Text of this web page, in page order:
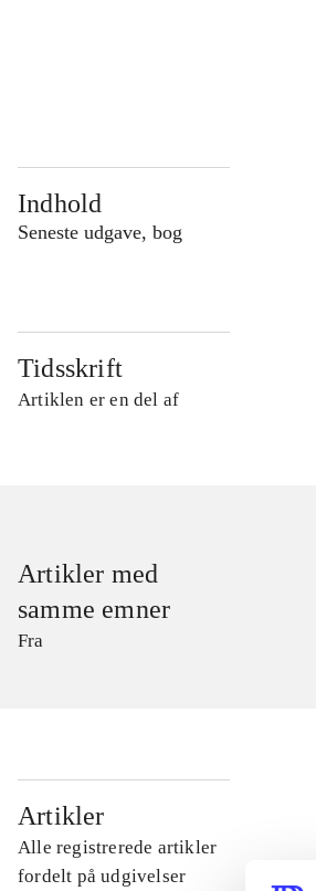
Indhold
Seneste udgave, bog
Tidsskrift
Artiklen er en del af
Artikler med
samme emner
Fra
Artikler
Alle registrerede artikler
fordelt på udgivelser